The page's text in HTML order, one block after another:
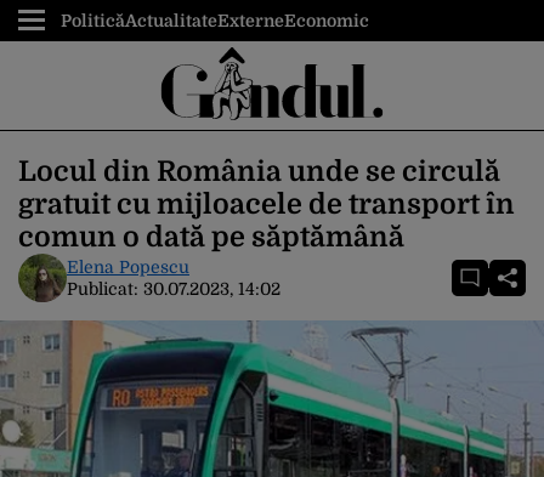
PoliticăActualitateExterneEconomic
Locul din România unde se circulă
gratuit cu mijloacele de transport în
comun o dată pe săptămână
Elena Popescu
Publicat: 30.07.2023, 14:02